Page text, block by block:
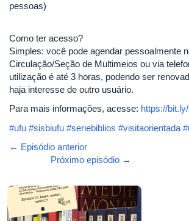
pessoas)
Como ter acesso?
Simples: você pode agendar pessoalmente
Circulação/Seção de Multimeios ou via
utilização é até 3 horas, podendo ser
haja interesse de outro usuário.
Para mais informações, acesse: https://
#ufu #sisbiufu #seriebiblios #visitaorientada
← Episódio anterior
Próximo episódio →